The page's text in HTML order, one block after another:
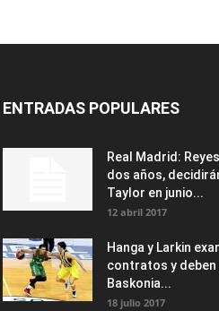
ENTRADAS POPULARES
Real Madrid:
dos años,
Taylor en junio...
12 abril 2017
Hanga y Larkin
contratos y deben
Baskonia...
18 julio 2017